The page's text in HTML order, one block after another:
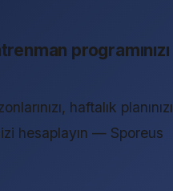
programınızı
haftalık planınızı
hesaplayın — Sporeus